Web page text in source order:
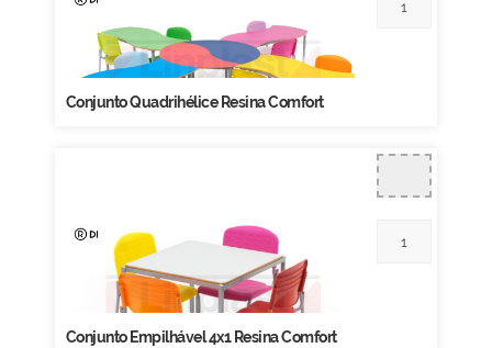
Conjunto Quadrihélice Resina Comfort
Conjunto Empilhável 4x1 Resina Comfort